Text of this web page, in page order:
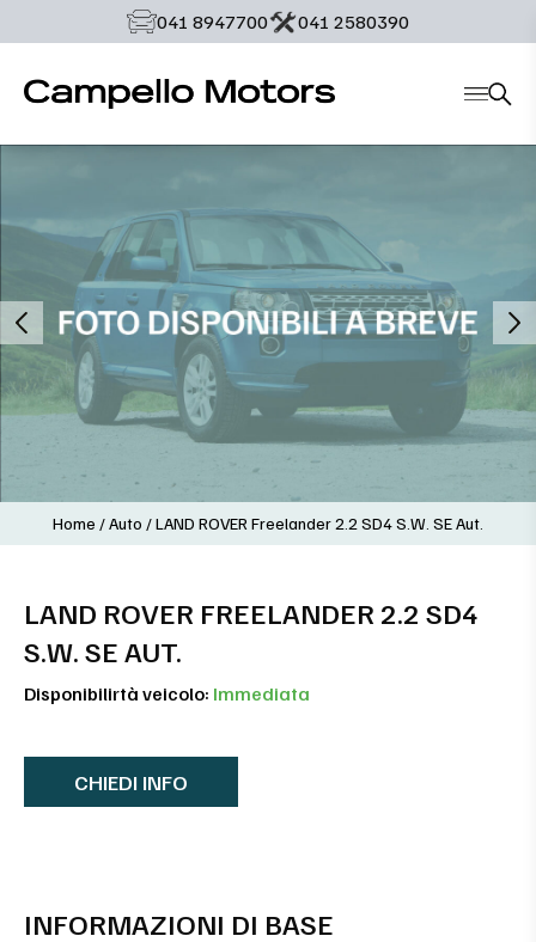
‭041 8947700‬ ‭041 2580390‬
Home /Auto /LAND ROVER Freelander 2.2 SD4 S.W. SE Aut.
LAND ROVER FREELANDER 2.2 SD4
S.W. SE AUT.
Disponibilirtà veicolo: Immediata
CHIEDI INFO
INFORMAZIONI DI BASE